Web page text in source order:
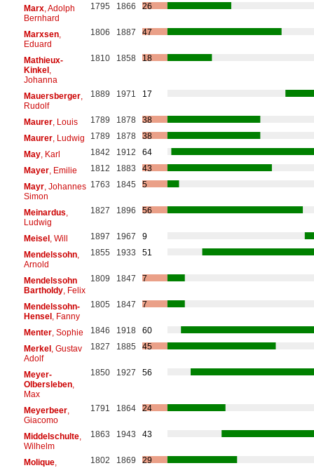
Marx, Adolph
Bernhard
1795 1866 26
Marxsen,
Eduard
1806 1887 47
Mathieux-
Kinkel,
Johanna
1810 1858 18
Mauersberger,
Rudolf
1889 1971 17
Maurer, Louis 1789 1878
38
Maurer, Ludwig 1789 1878
38
May, Karl 1842 1912
64
Mayer, Emilie 1812 1883
43
Mayr, Johannes
Simon
1763 1845 5
Meinardus
Ludwig
1827 1896 56
Meisel, Will 1897 1967
9
Mendelssohn,
Arnold
1855 1933 51
Mendelssohn
Bartholdy, Felix
1809 1847 7
Mendelssohn-
Hensel, Fanny
1805 1847 7
Menter, Sophie 1846 1918
60
Merkel, Gustav
Adolf
1827 1885 45
Meyer-
Olbersleben,
Max
1850 1927 56
Meyerbeer,
Giacomo
1791 1864 24
Middelschulte,
Wilhelm
1863 1943 43
Molique,
1802 1869 29